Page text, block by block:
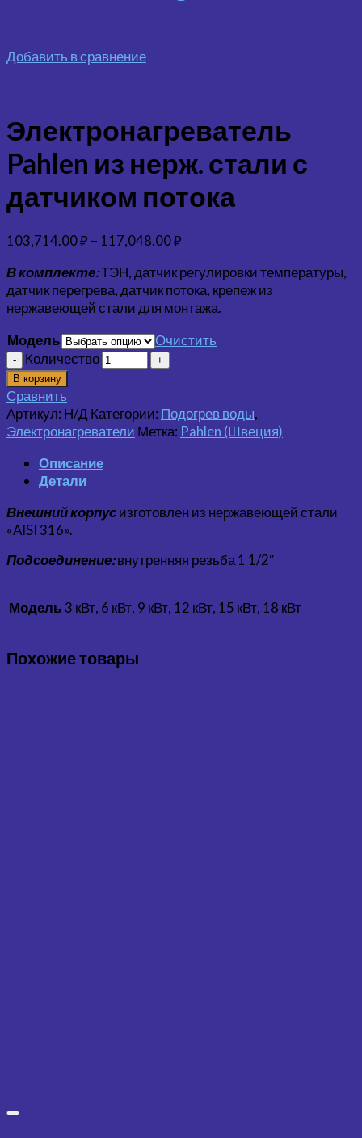
Добавить в сравнение
Электронагреватель
Pahlen из нерж. стали с
датчиком потока
103,714.00₽ – 117,048.00₽
В комплекте:ТЭН, датчик регулировки температуры,
датчик перегрева, датчик потока, крепеж из
нержавеющей стали для монтажа.
Модель
Очистить
Количество
В корзину
Сравнить
Артикул: Н/Д Категории: Подогрев воды,
Электронагреватели Метка: Pahlen (Швеция)
Описание
Детали
Внешний корпусизготовлен из нержавеющей стали
«AISI 316».
Подсоединение:внутренняя резьба 1 1/2″
Модель3 кВт, 6 кВт, 9 кВт, 12 кВт, 15 кВт, 18 кВт
Похожие товары